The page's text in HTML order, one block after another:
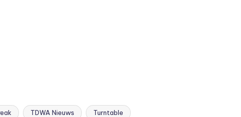
TDWA Nieuws Turntable